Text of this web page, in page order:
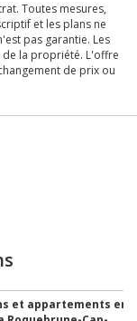
Toutes mesures,
et les plans ne
pas garantie. Les
la propriété. L'offre
de prix ou
et appartements en